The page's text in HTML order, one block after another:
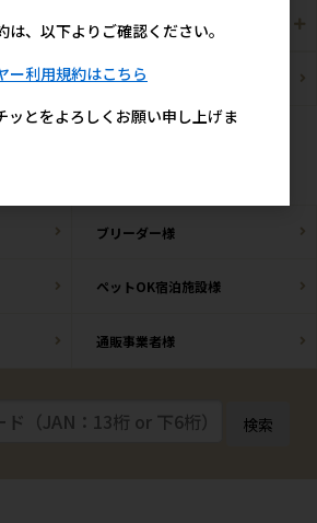
メーカー・ブランド別
まとめ買いお買い得品
ブリーダー様
ペットOK宿泊施設様
通販事業者様
検索
は、以下よりご確認ください。
ー利用規約はこちら
ッとをよろしくお願い申し上げま